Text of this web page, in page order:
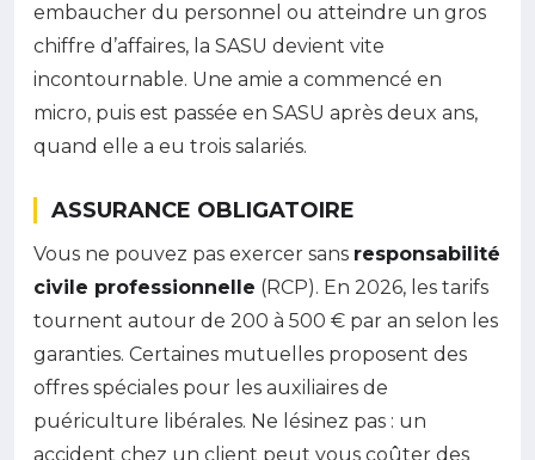
embaucher du personnel ou atteindre un gros
chiffre d’affaires, la SASU devient vite
incontournable. Une amie a commencé en
micro, puis est passée en SASU après deux ans,
quand elle a eu trois salariés.
ASSURANCE OBLIGATOIRE
Vous ne pouvez pas exercer sans responsabilité
civile professionnelle (RCP). En 2026, les tarifs
tournent autour de 200 à 500 € par an selon les
garanties. Certaines mutuelles proposent des
offres spéciales pour les auxiliaires de
puériculture libérales. Ne lésinez pas : un
accident chez un client peut vous coûter des